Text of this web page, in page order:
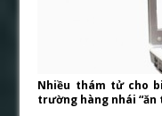
Nhiều thám tử cho
trường hàng nhái “ăn